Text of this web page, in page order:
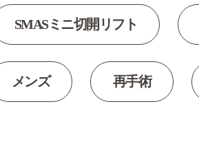
SMASミニ切開リフト
メンズ 再手術